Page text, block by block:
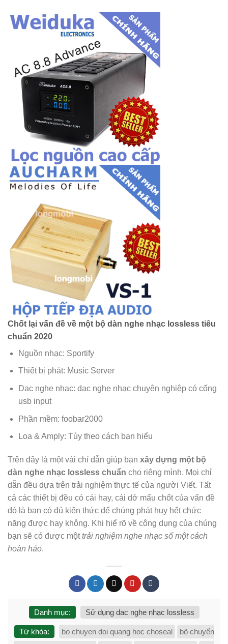
Chốt lại vấn đề về một bộ dàn nghe nhạc lossless tiêu
chuẩn 2020
Nguồn nhạc: Sportify
Thiết bị phát: Music Server
Dac nghe nhac: dac nghe nhạc chuyên nghiệp có cổng
usb input
Phần mềm: foobar2000
Loa & Amply: Tùy theo cách bạn hiểu
Trên đây là một vài chỉ dẫn giúp bạn xây dựng một bộ
dàn nghe nhạc lossless chuẩn cho riêng mình. Mọi chỉ
dẫn đều dựa trên trải nghiệm thực tế của người Viết. Tất
cả các thiết bị đều có cái hay, cái dở mấu chốt của vấn đề
đó là bạn có đủ kiến thức để chúng phát huy hết chức
năng được hay không. Khi hiể rõ về công dụng của chúng
bạn sẽ có được mộttrải nghiệm nghe nhạc số một cách
hoàn hảo.
Danh mục: Sử dụng dac nghe nhạc lossless
Từ khóa: bo chuyen doi quang hoc choseal
bộ chuyển